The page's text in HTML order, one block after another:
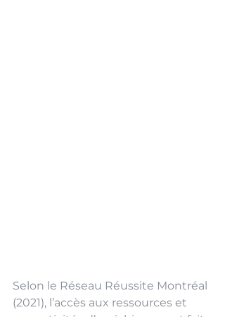
Selon le Réseau Réussite Montréal
(2021), l’accès aux ressources et